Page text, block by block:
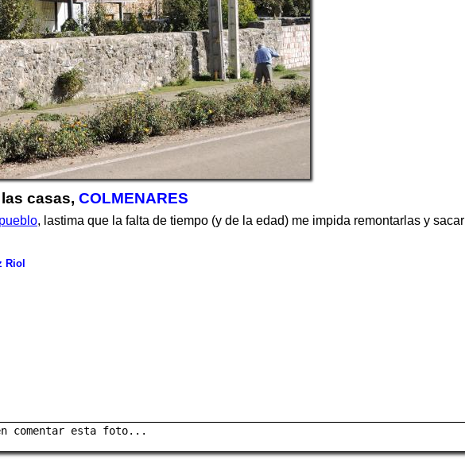
casas, COLMENARES
pueblo, lastima que la falta de tiempo (y de la edad) me impida remontarlas y sacar
Riol